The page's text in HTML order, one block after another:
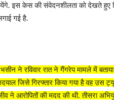
इस केस की संवेदनशीलता को देखते हुए
गई है.
ने रविवार रात ने गैंगरेप मामले में
जिसे गिरफ्तार किया गया है वह उस
ने आरोपितों की मदद की थी. तीसरा